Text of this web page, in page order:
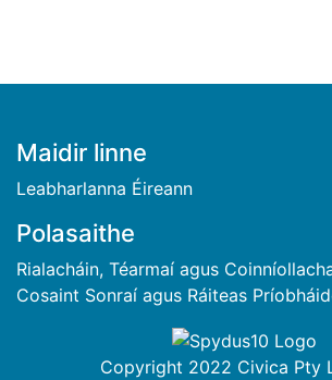
BUNTÁSC
Maidir linne
Leabharlanna Éireann
Polasaithe
Rialacháin, Téarmaí agus
Cosaint Sonraí agus Ráiteas
Copyright 2022 Civica Pty